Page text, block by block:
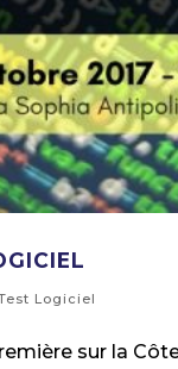
Logiciel
sur la